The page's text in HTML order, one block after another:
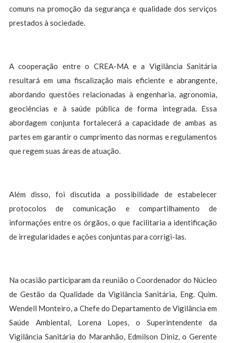
comuns na promoção da segurança e qualidade dos serviços
prestados à sociedade.
A cooperação entre o CREA-MA e a Vigilância Sanitária
resultará em uma fiscalização mais eficiente e abrangente,
abordando questões relacionadas à engenharia, agronomia,
geociências e à saúde pública de forma integrada. Essa
abordagem conjunta fortalecerá a capacidade de ambas as
partes em garantir o cumprimento das normas e regulamentos
que regem suas áreas de atuação.
Além disso, foi discutida a possibilidade de estabelecer
protocolos de comunicação e compartilhamento de
informações entre os órgãos, o que facilitaria a identificação
de irregularidades e ações conjuntas para corrigi-las.
Na ocasião participaram da reunião o Coordenador do Núcleo
de Gestão da Qualidade da Vigilância Sanitária, Eng. Quim.
Wendell Monteiro, a Chefe do Departamento de Vigilância em
Saúde Ambiental, Lorena Lopes, o Superintendente da
Vigilância Sanitária do Maranhão, Edmilson Diniz, o Gerente